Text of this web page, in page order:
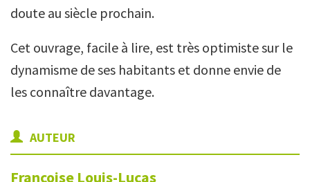
doute au siècle prochain.
Cet ouvrage, facile à lire, est très optimiste sur le
dynamisme de ses habitants et donne envie de
les connaître davantage.
AUTEUR
Françoise Louis-Lucas